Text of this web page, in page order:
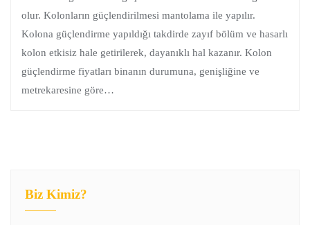
olur. Kolonların güçlendirilmesi mantolama ile yapılır.
Kolona güçlendirme yapıldığı takdirde zayıf bölüm ve hasarlı
kolon etkisiz hale getirilerek, dayanıklı hal kazanır. Kolon
güçlendirme fiyatları binanın durumuna, genişliğine ve
metrekaresine göre…
Biz Kimiz?